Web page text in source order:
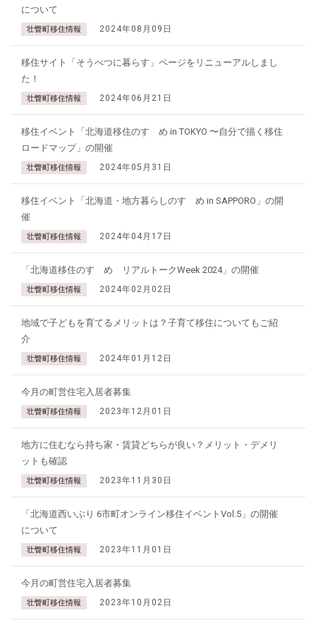
について
壮瞥町移住情報 2024年08月09日
移住サイト「そうべつに暮らす」ページをリニューアルしまし
た！
壮瞥町移住情報 2024年06月21日
移住イベント「北海道移住のすゝめ in TOKYO 〜自分で描く移住
ロードマップ」の開催
壮瞥町移住情報 2024年05月31日
移住イベント「北海道・地方暮らしのすゝめ in SAPPORO」の開
催
壮瞥町移住情報 2024年04月17日
「北海道移住のすゝめ リアルトークWeek 2024」の開催
壮瞥町移住情報 2024年02月02日
地域で子どもを育てるメリットは？子育て移住についてもご紹
介
壮瞥町移住情報 2024年01月12日
今月の町営住宅入居者募集
壮瞥町移住情報 2023年12月01日
地方に住むなら持ち家・賃貸どちらが良い？メリット・デメリ
ットも確認
壮瞥町移住情報 2023年11月30日
「北海道西いぶり 6市町オンライン移住イベントVol.5」の開催
について
壮瞥町移住情報 2023年11月01日
今月の町営住宅入居者募集
壮瞥町移住情報 2023年10月02日